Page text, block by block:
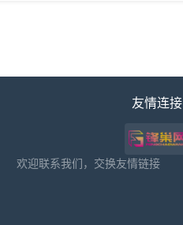
友情连接
欢迎联系我们，交换友情链接